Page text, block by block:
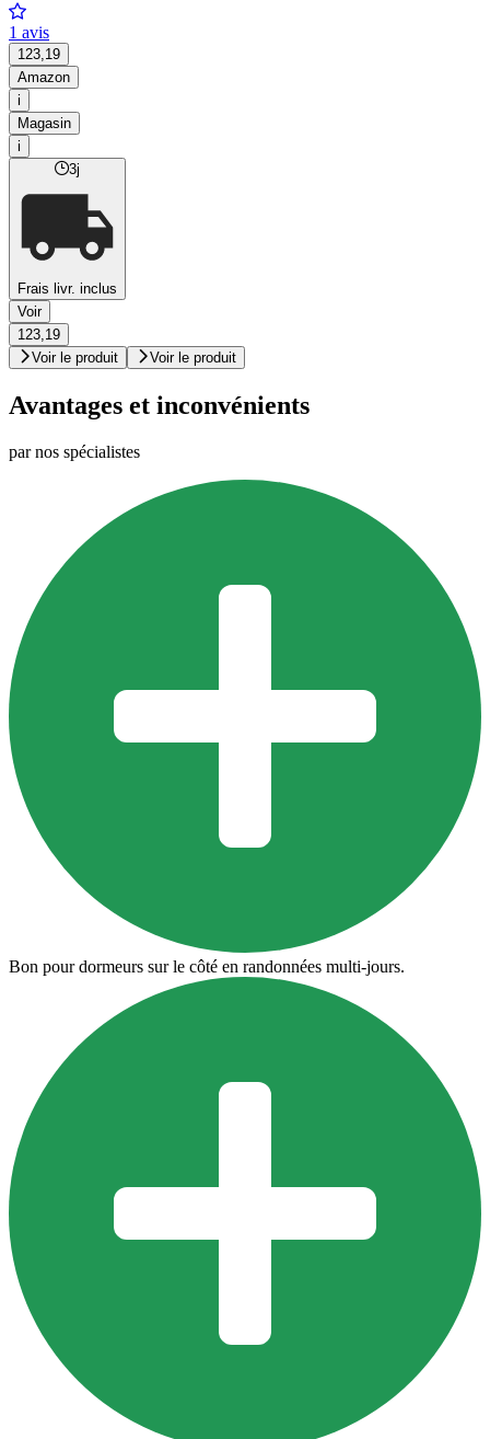
1 avis
123,19
Amazon
i
Magasin
i
3j
Frais livr. inclus
Voir
123,19
Voir le produit
Voir le produit
Avantages et inconvénients
par nos spécialistes
Bon pour dormeurs sur le côté en randonnées multi-jours.